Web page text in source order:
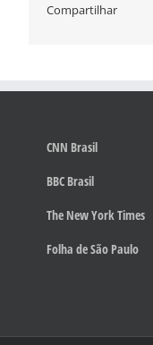
Compartilhar
CNN Brasil
BBC Brasil
The New York Times
Folha de São Paulo